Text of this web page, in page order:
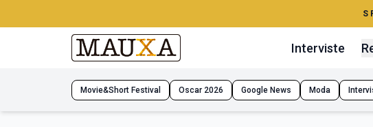
Interviste
Movie&Short Festival Oscar 2026 Google News Moda